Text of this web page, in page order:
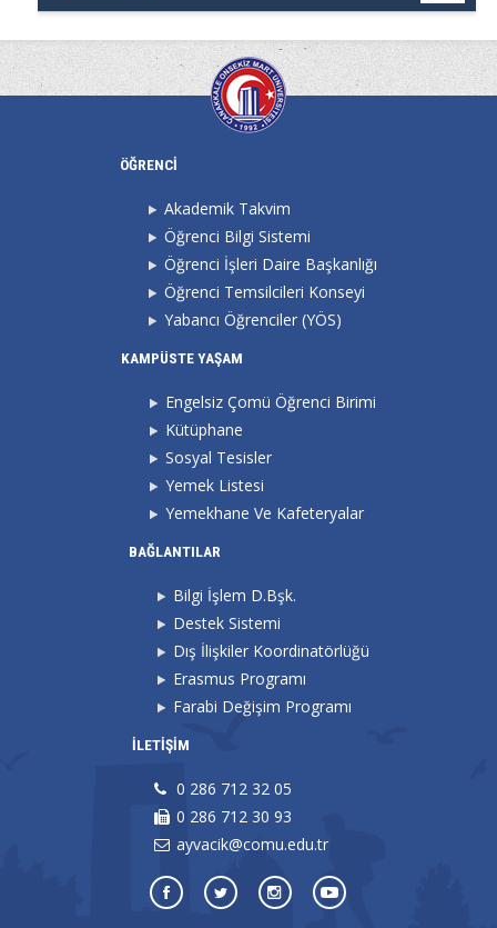
ÖĞRENCİ
Akademik Takvim
Öğrenci Bilgi Sistemi
Öğrenci İşleri Daire Başkanlığı
Öğrenci Temsilcileri Konseyi
Yabancı Öğrenciler (YÖS)
KAMPÜSTE YAŞAM
Engelsiz Çomü Öğrenci Birimi
Kütüphane
Sosyal Tesisler
Yemek Listesi
Yemekhane Ve Kafeteryalar
BAĞLANTILAR
Bilgi İşlem D.Bşk.
Destek Sistemi
Dış İlişkiler Koordinatörlüğü
Erasmus Programı
Farabi Değişim Programı
İLETİŞİM
0 286 712 32 05
0 286 712 30 93
ayvacik@comu.edu.tr